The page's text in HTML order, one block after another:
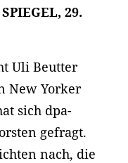
29.
Uli Beutter
New Yorker
sich dpa-
gefragt.
nach, die